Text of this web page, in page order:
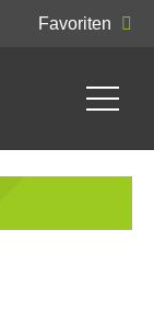
Favoriten